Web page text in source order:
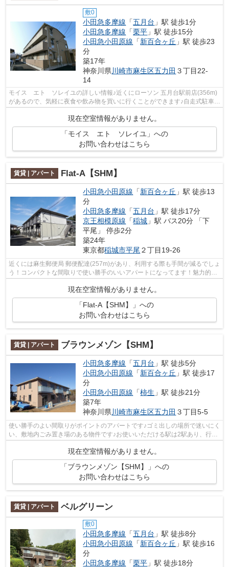
敷0
小田急多摩線 「五月台 」駅 徒歩1分
小田急多摩線 「栗平 」駅 徒歩15分
小田急小田原線 「新百合ヶ丘 」駅 徒歩23
分
築17年
神奈川県 川崎市麻生区五力田 ３丁目22-
14
モイス エト ソレイユの詳しい情報♪近くにローソン 五月台駅前店(356m)
があるので、気軽に夜食や飲み物を買いに行くことができます♪自走式駐車場
は、雨風や排気ガスなどからも車を守...
現在空室情報がありません。
「モイス エト ソレイユ」への
お問い合わせはこちら
賃貸 | アパート Flat-A【SHM】
小田急小田原線 「新百合ヶ丘 」駅 徒歩13
分
小田急多摩線 「五月台 」駅 徒歩17分
京王相模原線 「稲城 」駅 バス20分 「下
平尾」 停歩2分
築24年
東京都稲城市平尾２丁目19-26
近くには麻生郵便局 郵便配達(257m)があり、利用する際も手間が減るでしょ
う！コンパクトな間取りで使い勝手のいいアパートになってます！魅力的な
現在空室情報がありません。
「Flat-A【SHM】」への
お問い合わせはこちら
賃貸 | アパート ブラウンメゾン【SHM】
小田急多摩線 「五月台 」駅 徒歩5分
小田急小田原線 「新百合ヶ丘 」駅 徒歩17
分
小田急小田原線 「柿生 」駅 徒歩21分
築7年
神奈川県 川崎市麻生区五力田 ３丁目5-5
使い勝手のよい間取りがポイントのアパートです♪ゴミ出しの場所で迷いにく
い、敷地内ごみ置き場のある物件です♪お使いいただける駅は2駅あり、行き
先に応じて使い分けができます♪幅広...
現在空室情報がありません。
「ブラウンメゾン【SHM】」への
お問い合わせはこちら
賃貸 | アパート ベルグリーン
敷0
小田急多摩線 「五月台 」駅 徒歩8分
小田急小田原線 「新百合ヶ丘 」駅 徒歩16
分
小田急多摩線 「栗平 」駅 徒歩18分